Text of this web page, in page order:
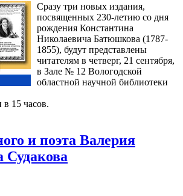
Сразу три новых издания,
посвященных 230-летию со дня
рождения Константина
Николаевича Батюшкова (1787-
1855), будут представлены
читателям в четверг, 21 сентября,
в Зале № 12 Вологодской
областной научной библиотеки
в 15 часов.
и поэта Валерия
Судакова